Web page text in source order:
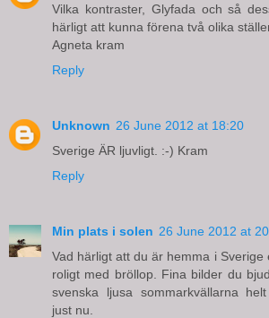
Vilka kontraster, Glyfada och så
härligt att kunna förena två olika
Agneta kram
Reply
Unknown 26 June 2012 at 18:20
Sverige ÄR ljuvligt. :-) Kram
Reply
Min plats i solen 26 June 2012 at
Vad härligt att du är hemma i Sverige
roligt med bröllop. Fina bilder du
svenska ljusa sommarkvällarna
just nu.